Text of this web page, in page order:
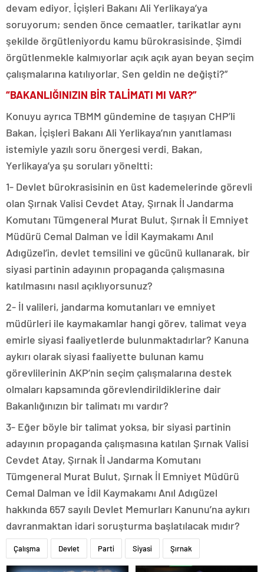
devam ediyor. İçişleri Bakanı Ali Yerlikaya’ya
soruyorum; senden önce cemaatler, tarikatlar aynı
şekilde örgütleniyordu kamu bürokrasisinde. Şimdi
örgütlenmekle kalmıyorlar açık açık ayan beyan seçim
çalışmalarına katılıyorlar. Sen geldin ne değişti?”
“BAKANLIĞINIZIN BİR TALİMATI MI VAR?”
Konuyu ayrıca TBMM gündemine de taşıyan CHP’li
Bakan, İçişleri Bakanı Ali Yerlikaya’nın yanıtlaması
istemiyle yazılı soru önergesi verdi. Bakan,
Yerlikaya’ya şu soruları yöneltti:
1- Devlet bürokrasisinin en üst kademelerinde görevli
olan Şırnak Valisi Cevdet Atay, Şırnak İl Jandarma
Komutanı Tümgeneral Murat Bulut, Şırnak İl Emniyet
Müdürü Cemal Dalman ve İdil Kaymakamı Anıl
Adıgüzel’in, devlet temsilini ve gücünü kullanarak, bir
siyasi partinin adayının propaganda çalışmasına
katılmasını nasıl açıklıyorsunuz?
2- İl valileri, jandarma komutanları ve emniyet
müdürleri ile kaymakamlar hangi görev, talimat veya
emirle siyasi faaliyetlerde bulunmaktadırlar? Kanuna
aykırı olarak siyasi faaliyette bulunan kamu
görevlilerinin AKP’nin seçim çalışmalarına destek
olmaları kapsamında görevlendirildiklerine dair
Bakanlığınızın bir talimatı mı vardır?
3- Eğer böyle bir talimat yoksa, bir siyasi partinin
adayının propaganda çalışmasına katılan Şırnak Valisi
Cevdet Atay, Şırnak İl Jandarma Komutanı
Tümgeneral Murat Bulut, Şırnak İl Emniyet Müdürü
Cemal Dalman ve İdil Kaymakamı Anıl Adıgüzel
hakkında 657 sayılı Devlet Memurları Kanunu’na aykırı
davranmaktan idari soruşturma başlatılacak mıdır?
Çalışma Devlet Parti Siyasi Şırnak